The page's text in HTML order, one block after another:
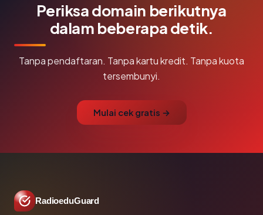
Periksa domain berikutnya
dalam beberapa detik.
Tanpa pendaftaran. Tanpa kartu kredit. Tanpa kuota
tersembunyi.
Mulai cek gratis →
RadioeduGuard